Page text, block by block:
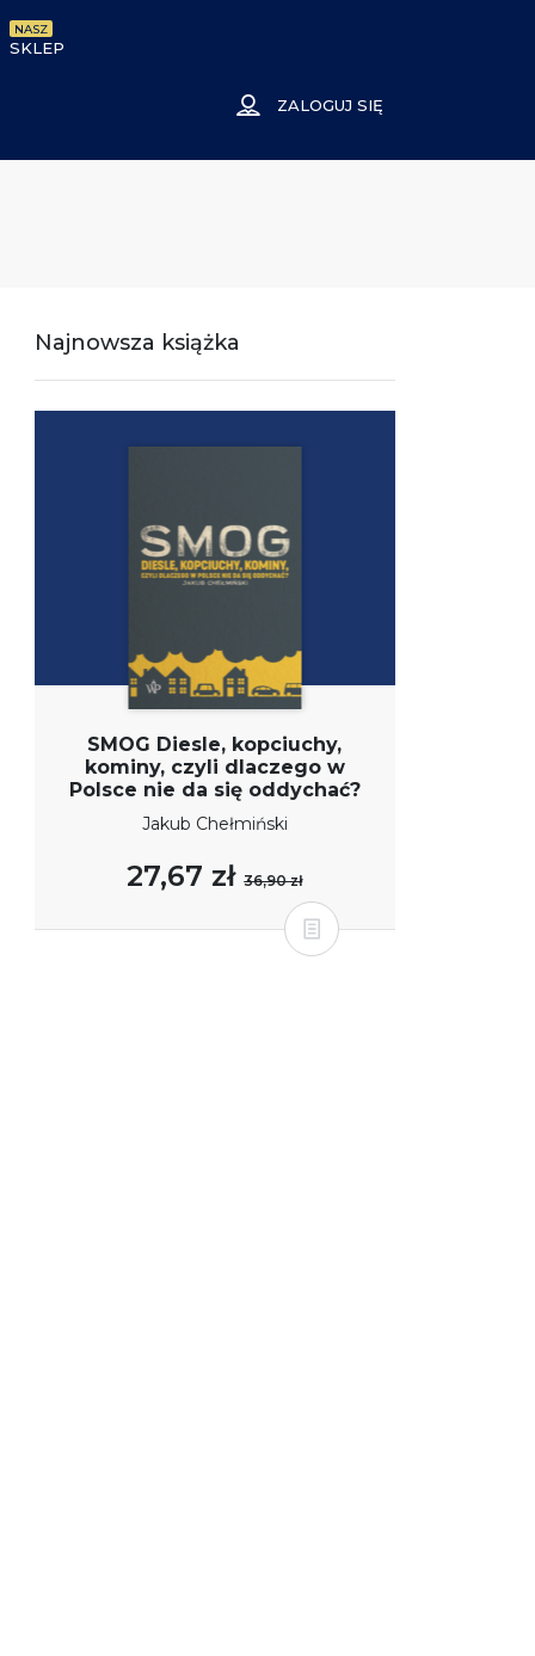
SKLEP
NASZ
ZALOGUJ SIĘ
Najnowsza książka
SMOG Diesle, kopciuchy,
kominy, czyli dlaczego w
Polsce nie da się oddychać?
Jakub Chełmiński
27,67 zł36,90 zł